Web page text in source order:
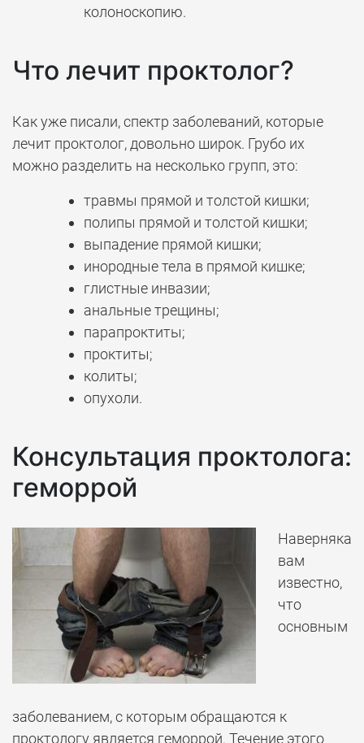
колоноскопию.
Что лечит проктолог?
Как уже писали, спектр заболеваний, которые
лечит проктолог, довольно широк. Грубо их
можно разделить на несколько групп, это:
травмы прямой и толстой кишки;
полипы прямой и толстой кишки;
выпадение прямой кишки;
инородные тела в прямой кишке;
глистные инвазии;
анальные трещины;
парапроктиты;
проктиты;
колиты;
опухоли.
Консультация проктолога:
геморрой
Наверняка
вам
известно,
что
основным
заболеванием, с которым обращаются к
проктологу является геморрой. Течение этого